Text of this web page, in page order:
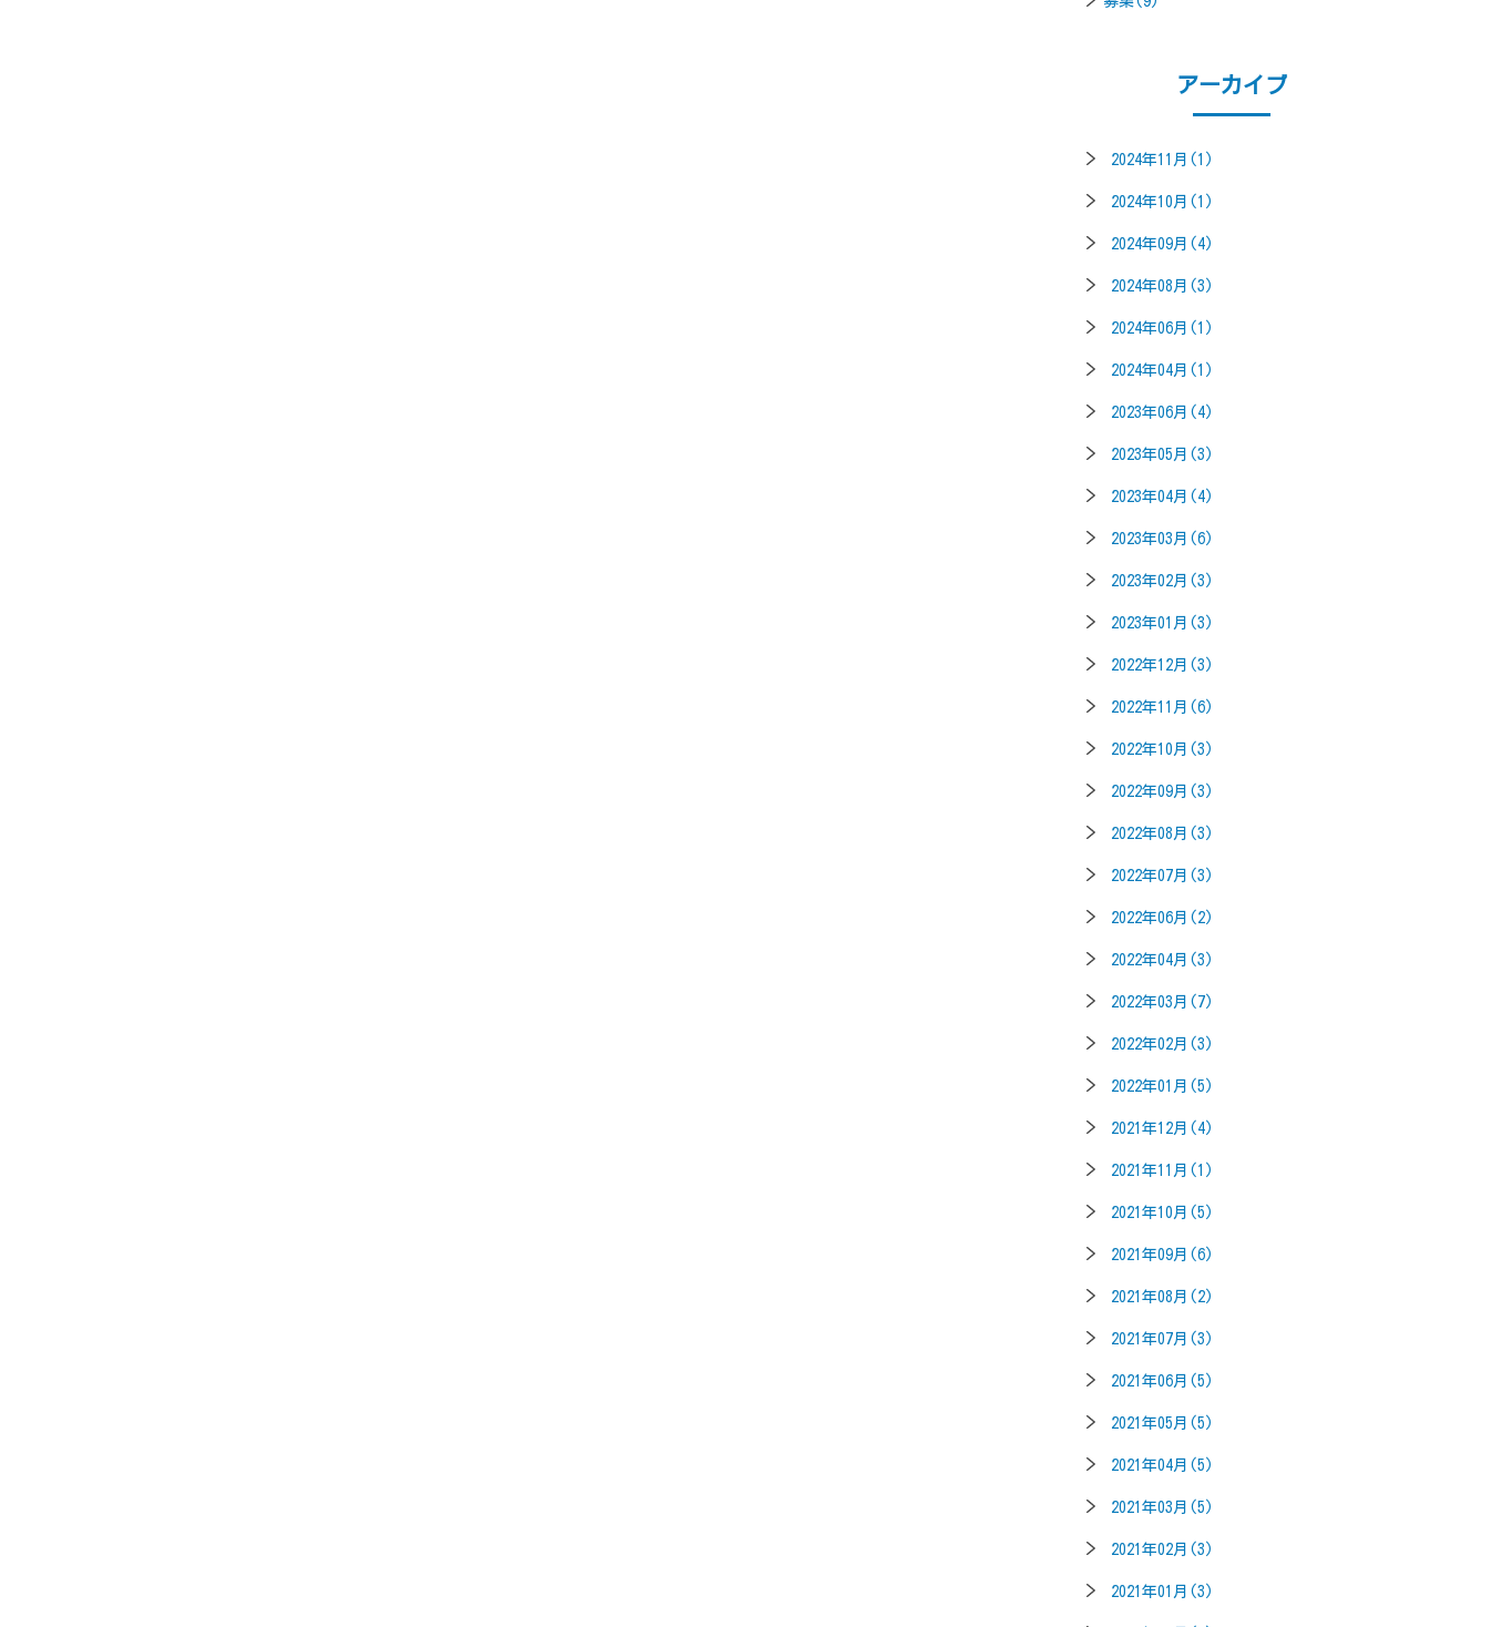
アーカイブ
2024年11月(1)
2024年10月(1)
2024年09月(4)
2024年08月(3)
2024年06月(1)
2024年04月(1)
2023年06月(4)
2023年05月(3)
2023年04月(4)
2023年03月(6)
2023年02月(3)
2023年01月(3)
2022年12月(3)
2022年11月(6)
2022年10月(3)
2022年09月(3)
2022年08月(3)
2022年07月(3)
2022年06月(2)
2022年04月(3)
2022年03月(7)
2022年02月(3)
2022年01月(5)
2021年12月(4)
2021年11月(1)
2021年10月(5)
2021年09月(6)
2021年08月(2)
2021年07月(3)
2021年06月(5)
2021年05月(5)
2021年04月(5)
2021年03月(5)
2021年02月(3)
2021年01月(3)